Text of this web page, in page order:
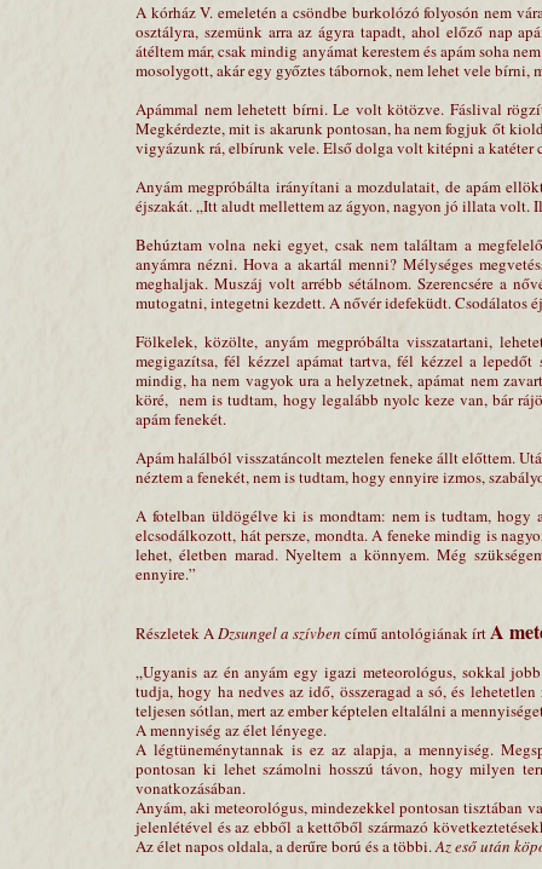
A kórház V. emeletén a csöndbe burkolózó folyosón nem
osztályra, szemünk arra az ágyra tapadt, ahol előző nap
átéltem már, csak mindig anyámat kerestem és apám soha
mosolygott, akár egy győztes tábornok, nem lehet vele bírni,
Apámmal nem lehetett bírni. Le volt kötözve. Fáslival
Megkérdezte, mit is akarunk pontosan, ha nem fogjuk őt
vigyázunk rá, elbírunk vele. Első dolga volt kitépni a katéter
Anyám megpróbálta irányítani a mozdulatait, de apám
éjszakát. „Itt aludt mellettem az ágyon, nagyon jó illata volt.
Behúztam volna neki egyet, csak nem találtam a
anyámra nézni. Hova a akartál menni? Mélységes
meghaljak. Muszáj volt arrébb sétálnom. Szerencsére a
mutogatni, integetni kezdett. A nővér idefeküdt. Csodálatos
Fölkelek, közölte, anyám megpróbálta visszatartani,
megigazítsa, fél kézzel apámat tartva, fél kézzel a lepedőt
mindig, ha nem vagyok ura a helyzetnek, apámat nem
köré, nem is tudtam, hogy legalább nyolc keze van, bár
apám fenekét.
Apám halálból visszatáncolt meztelen feneke állt előttem.
néztem a fenekét, nem is tudtam, hogy ennyire izmos,
A fotelban üldögélve ki is mondtam: nem is tudtam, hogy
elcsodálkozott, hát persze, mondta. A feneke mindig is
lehet, életben marad. Nyeltem a könnyem. Még
ennyire.”
Részletek ADzsungel a szívben című antológiának írtA
„Ugyanis az én anyám egy igazi meteorológus, sokkal
tudja, hogy ha nedves az idő, összeragad a só, és
teljesen sótlan, mert az ember képtelen eltalálni a
A mennyiség az élet lényege.
A légtüneménytannak is ez az alapja, a mennyiség.
pontosan ki lehet számolni hosszú távon, hogy milyen
vonatkozásában.
Anyám, aki meteorológus, mindezekkel pontosan tisztában
jelenlétével és az ebből a kettőből származó
Az élet napos oldala, a derűre ború és a többi.Az eső után